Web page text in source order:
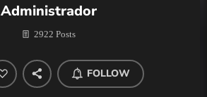
Administrador
2922 Posts
FOLLOW